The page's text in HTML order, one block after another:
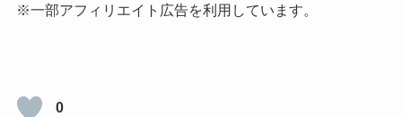
※一部アフィリエイト広告を利用しています。
0